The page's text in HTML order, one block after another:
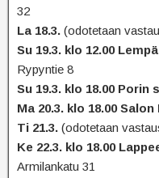
32
La 18.3. (odotetaan
Su 19.3. klo 12.00
Rypyntie 8
Su 19.3. klo 18.00 Porin
Ma 20.3. klo 18.00
Ti 21.3. (odotetaan
Ke 22.3. klo 18.00
Armilankatu 31